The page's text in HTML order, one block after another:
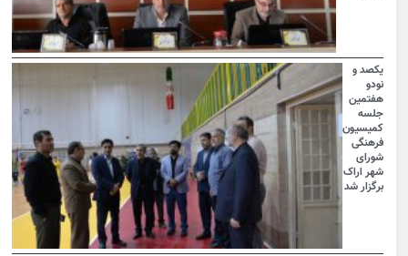
یکصد و
نودو
هفتمین
جلسه
کمیسیون
فرهنگی
شورای
شهر اراک
برگزار شد